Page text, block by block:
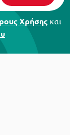
Χρήσης και